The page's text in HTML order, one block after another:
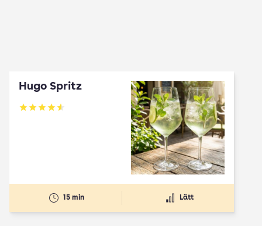
Hugo Spritz
Betyg: 4.61 av 5
15 min Lätt